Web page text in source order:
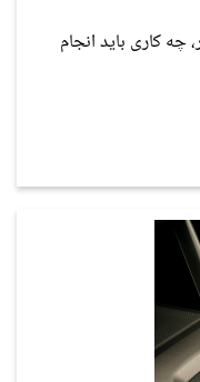
کاری باید انجام